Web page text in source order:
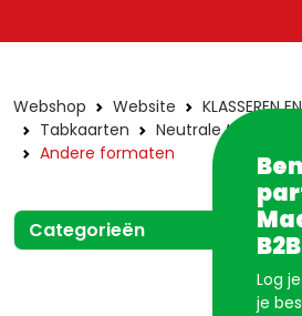
Log
je
Webshop Website
KLASSEREN
Tabkaarten
Neutrale tabkaarten
Andere formaten
Categorieën